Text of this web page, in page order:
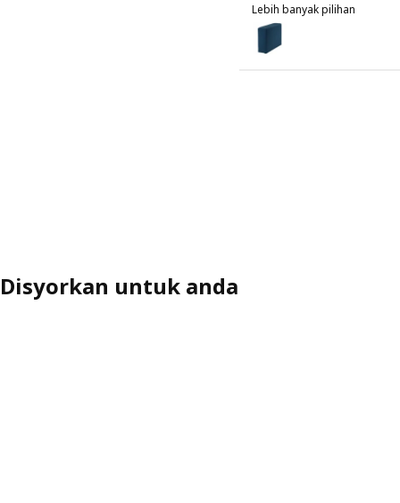
Lebih banyak pilihan
JÄTTEBO
Pilihan: JÄTTEBO,
Disyorkan untuk anda